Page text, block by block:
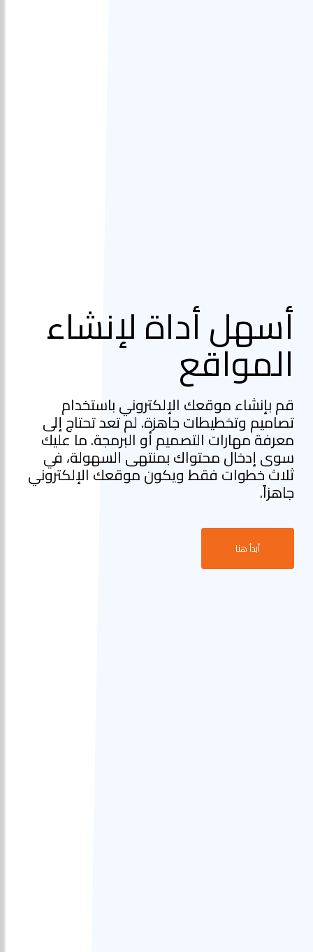
أسهل أداة لإنشاء
المواقع
قم بإنشاء موقعك الإلكتروني باستخدام
تصاميم وتخطيطات جاهزة. لم تعد تحتاج إلى
معرفة مهارات التصميم أو البرمجة. ما عليك
سوى إدخال محتواك بمنتهى السهولة، في
ثلاث خطوات فقط ويكون موقعك الإلكتروني
جاهزاً.
أبدأ هنا